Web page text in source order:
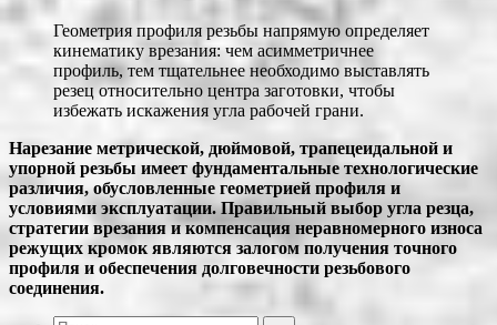
Геометрия профиля резьбы напрямую определяет
кинематику врезания: чем асимметричнее
профиль, тем тщательнее необходимо выставлять
резец относительно центра заготовки, чтобы
избежать искажения угла рабочей грани.
Нарезание метрической, дюймовой, трапецеидальной и
упорной резьбы имеет фундаментальные технологические
различия, обусловленные геометрией профиля и
условиями эксплуатации. Правильный выбор угла резца,
стратегии врезания и компенсация неравномерного износа
режущих кромок являются залогом получения точного
профиля и обеспечения долговечности резьбового
соединения.